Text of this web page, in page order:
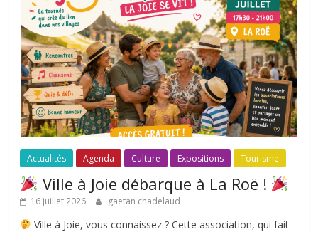
Actualités Agenda Culture Expositions Tourisme
Ville à Joie débarque à La Roë !
16 juillet 2026 gaetan chadelaud
Ville à Joie, vous connaissez ? Cette association, qui fait